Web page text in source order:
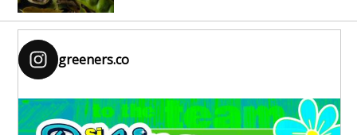
greeners.co